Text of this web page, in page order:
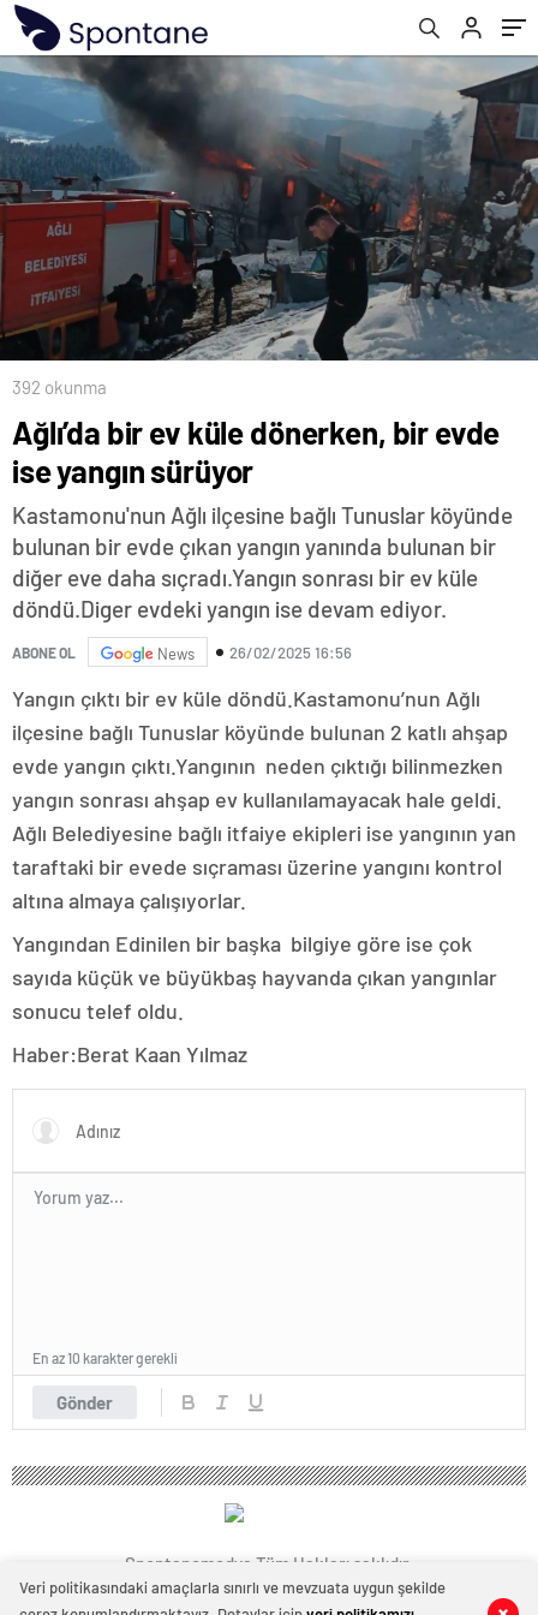
392 okunma
Ağlı’da bir ev küle dönerken, bir evde
ise yangın sürüyor
Kastamonu'nun Ağlı ilçesine bağlı Tunuslar köyünde
bulunan bir evde çıkan yangın yanında bulunan bir
diğer eve daha sıçradı.Yangın sonrası bir ev küle
döndü.Diger evdeki yangın ise devam ediyor.
ABONE OL News 26/02/2025 16:56
Yangın çıktı bir ev küle döndü.Kastamonu’nun Ağlı
ilçesine bağlı Tunuslar köyünde bulunan 2 katlı ahşap
evde yangın çıktı.Yangının neden çıktığı bilinmezken
yangın sonrası ahşap ev kullanılamayacak hale geldi.
Ağlı Belediyesine bağlı itfaiye ekipleri ise yangının yan
taraftaki bir evede sıçraması üzerine yangını kontrol
altına almaya çalışıyorlar.
Yangından Edinilen bir başka bilgiye göre ise çok
sayıda küçük ve büyükbaş hayvanda çıkan yangınlar
sonucu telef oldu.
Haber:Berat Kaan Yılmaz
Gönder
En az 10 karakter gerekli
Spontanemedya Tüm Hakları saklıdır.
Veri politikasındaki amaçlarla sınırlı ve mevzuata uygun şekilde